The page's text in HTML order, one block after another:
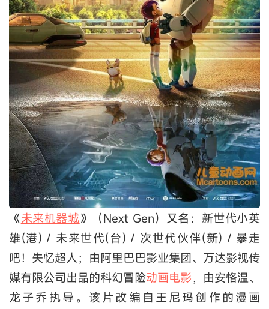
《未来机器城》（Next Gen）又名：新世代小英
雄(港) / 未来世代(台) / 次世代伙伴(新) / 暴走
吧！失忆超人；由阿里巴巴影业集团、万达影视传
媒有限公司出品的科幻冒险动画电影，由安恪温、
龙子乔执导。该片改编自王尼玛创作的漫画